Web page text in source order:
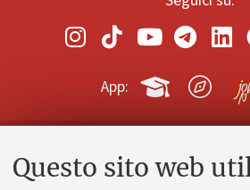
Questo sito web
App:
Contatti e PEC